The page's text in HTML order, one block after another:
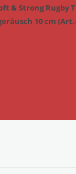
& Strong Rugby
10 cm